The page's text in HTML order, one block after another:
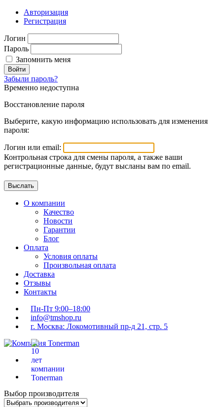
Авторизация
Регистрация
Логин
Пароль
Запомнить меня
Войти
Забыли пароль?
Временно недоступна
Восстановление пароля
Выберите, какую информацию использовать для изменения
пароля:
Логин или email:
Контрольная строка для смены пароля, а также ваши
регистрационные данные, будут высланы вам по email.
О компании
Качество
Новости
Гарантии
Блог
Оплата
Условия оплаты
Произвольная оплата
Доставка
Отзывы
Контакты
Пн-Пт 9:00–18:00
info@tmshop.ru
г. Москва: Локомотивный пр-д 21, стр. 5
Выбор производителя